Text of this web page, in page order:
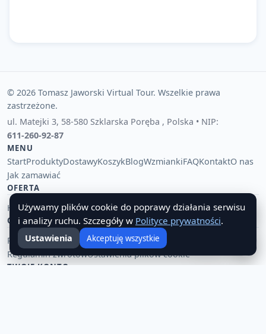
© 2026 Tomasz Jaworski Virtual Tour. Wszelkie prawa
zastrzeżone.
ul. Matejki 3, 58-580 Szklarska Poręba , Polska • NIP:
611-260-92-87
MENU
StartProduktyDostawyKoszykBlogWzmiankiFAQKontaktO nas
Jak zamawiać
OFERTA
Hurtownia pamiątek i upominkówTania hurtownia importowa
OBSŁUGA KLIENTA
Polityka prywatnościRegulamin płatności
Regulamin zwrotówUstawienia plików cookie
TWOJE KONTO
🔔
Używamy plików cookie do poprawy działania serwisu
i analizy ruchu. Szczegóły w Polityce prywatności.
Ustawienia Akceptuję wszystkie